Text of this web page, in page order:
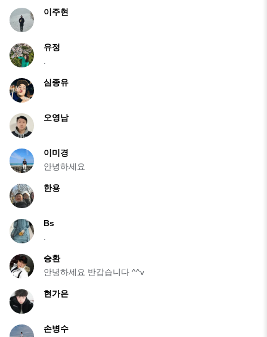
이주현
유정
심종유
오영남
이미경
안녕하세요
한용
Bs
승환
안녕하세요 반갑습니다 ^^v
현가은
손병수